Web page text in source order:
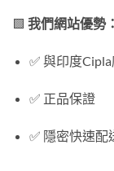
🟩 我們網站優勢：
✅ 與印度
✅ 正品保證
✅ 隱密快速配